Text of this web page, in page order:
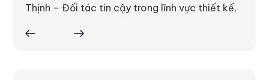
Thịnh – Đối tác tin cậy trong lĩnh vực thiết kế,